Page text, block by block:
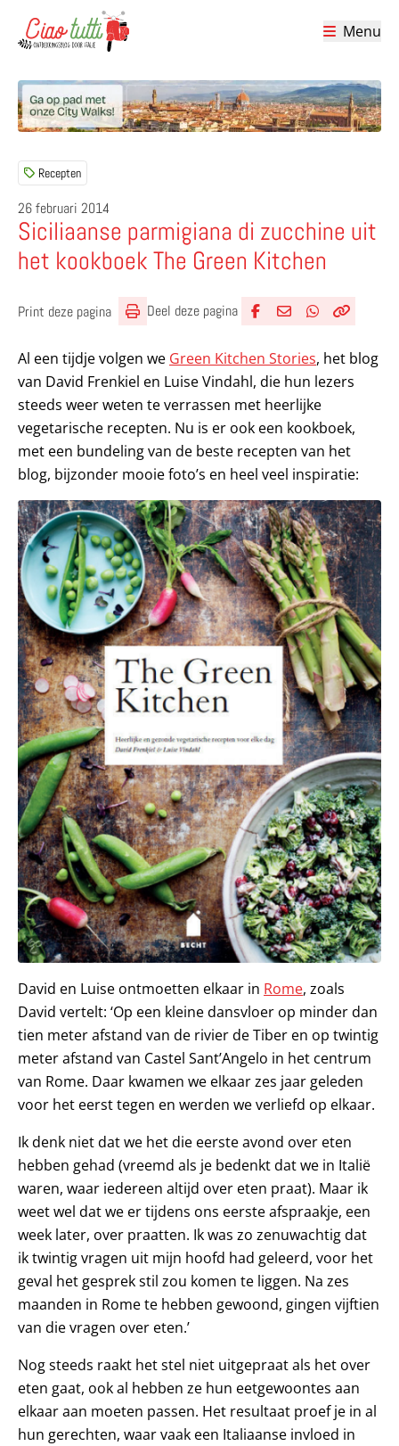
Menu
Recepten
26 februari 2014
Siciliaanse parmigiana di zucchine uit
het kookboek The Green Kitchen
Print deze pagina Deel deze pagina
Al een tijdje volgen we Green Kitchen Stories, het blog
van David Frenkiel en Luise Vindahl, die hun lezers
steeds weer weten te verrassen met heerlijke
vegetarische recepten. Nu is er ook een kookboek,
met een bundeling van de beste recepten van het
blog, bijzonder mooie foto’s en heel veel inspiratie:
David en Luise ontmoetten elkaar in Rome, zoals
David vertelt: ‘Op een kleine dansvloer op minder dan
tien meter afstand van de rivier de Tiber en op twintig
meter afstand van Castel Sant’Angelo in het centrum
van Rome. Daar kwamen we elkaar zes jaar geleden
voor het eerst tegen en werden we verliefd op elkaar.
Ik denk niet dat we het die eerste avond over eten
hebben gehad (vreemd als je bedenkt dat we in Italië
waren, waar iedereen altijd over eten praat). Maar ik
weet wel dat we er tijdens ons eerste afspraakje, een
week later, over praatten. Ik was zo zenuwachtig dat
ik twintig vragen uit mijn hoofd had geleerd, voor het
geval het gesprek stil zou komen te liggen. Na zes
maanden in Rome te hebben gewoond, gingen vijftien
van die vragen over eten.’
Nog steeds raakt het stel niet uitgepraat als het over
eten gaat, ook al hebben ze hun eetgewoontes aan
elkaar aan moeten passen. Het resultaat proef je in al
hun gerechten, waar vaak een Italiaanse invloed in